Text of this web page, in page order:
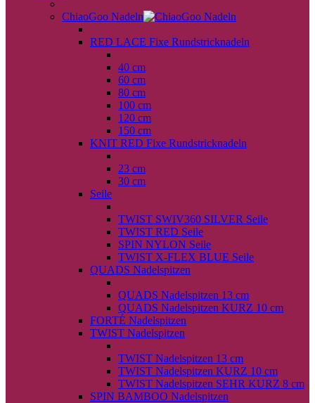
ChiaoGoo Nadeln
RED LACE Fixe Rundstricknadeln
40 cm
60 cm
80 cm
100 cm
120 cm
150 cm
KNIT RED Fixe Rundstricknadeln
23 cm
30 cm
Seile
TWIST SWIV360 SILVER Seile
TWIST RED Seile
SPIN NYLON Seile
TWIST X-FLEX BLUE Seile
QUADS Nadelspitzen
QUADS Nadelspitzen 13 cm
QUADS Nadelspitzen KURZ 10 cm
FORTÉ Nadelspitzen
TWIST Nadelspitzen
TWIST Nadelspitzen 13 cm
TWIST Nadelspitzen KURZ 10 cm
TWIST Nadelspitzen SEHR KURZ 8 cm
SPIN BAMBOO Nadelspitzen